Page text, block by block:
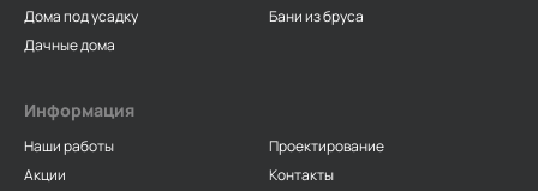
Дома под усадку
Бани из бруса
Дачные дома
Информация
Наши работы
Проектирование
Акции
Контакты